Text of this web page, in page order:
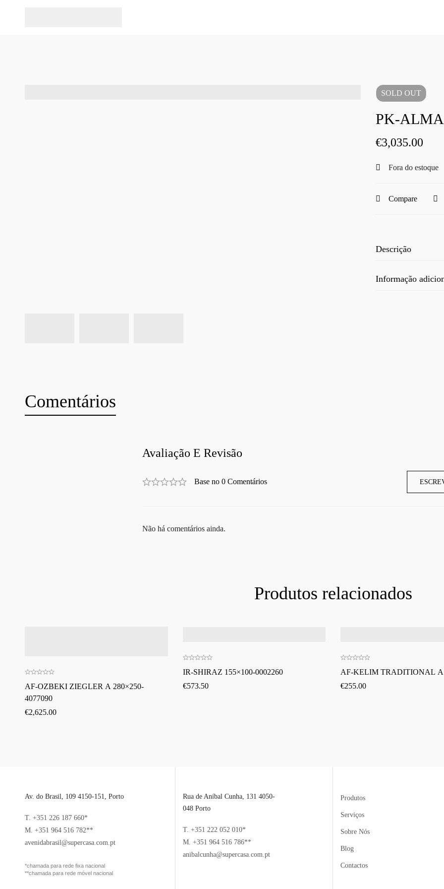
SOLD OUT
PK-
€3,035.00
Fora do estoque
Compare
Descrição
Informação
Comentários
Avaliação E Revisão
Base no 0 Comentários
Não há comentários ainda.
Produtos relacionados
AF-OZBEKI ZIEGLER A 280×250-
4077090
€2,625.00
IR-SHIRAZ 155×100-0002260
€573.50
AF-KELIM TRADITIONAL A
€255.00
Av. do Brasil, 109 4150-151, Porto
T. +351 226 187 660*
M. +351 964 516 782**
avenidabrasil@supercasa.com.pt
*chamada para rede fixa nacional
**chamada para rede móvel nacional
Rua de Aníbal Cunha, 131 4050-
048 Porto
T. +351 222 052 010*
M. +351 964 516 786**
anibalcunha@supercasa.com.pt
Produtos
Serviços
Sobre Nós
Blog
Contactos